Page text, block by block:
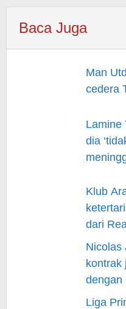
Baca Juga
Man
cedera
Lamine
dia
Klub
dari
Nicolas
kontrak
dengan
Liga